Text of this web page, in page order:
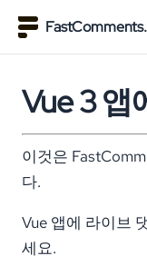
Vue 3 앱
이것은
다.
Vue 앱에 라이브
세요.